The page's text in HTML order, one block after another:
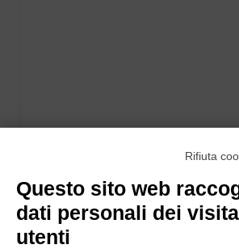
Rifiuta
Questo sito web
dati personali dei
utenti